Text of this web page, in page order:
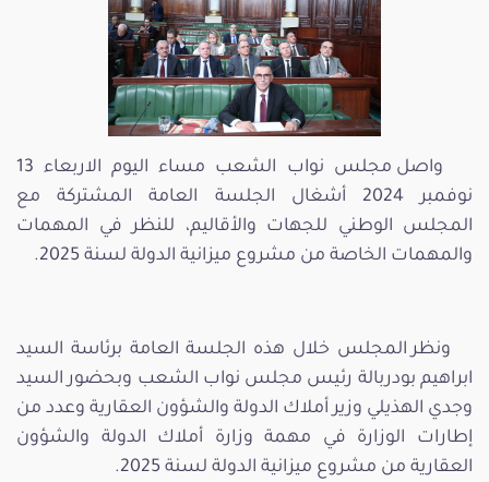
واصل مجلس نواب الشعب مساء اليوم الاربعاء 13
نوفمبر 2024 أشغال الجلسة العامة المشتركة مع
المجلس الوطني للجهات والأقاليم، للنظر في المهمات
والمهمات الخاصة من مشروع ميزانية الدولة لسنة 2025.
ونظر المجلس خلال هذه الجلسة العامة برئاسة السيد
ابراهيم بودربالة رئيس مجلس نواب الشعب وبحضور السيد
وجدي الهذيلي وزير أملاك الدولة والشؤون العقارية وعدد من
إطارات الوزارة في مهمة وزارة أملاك الدولة والشؤون
العقارية من مشروع ميزانية الدولة لسنة 2025.